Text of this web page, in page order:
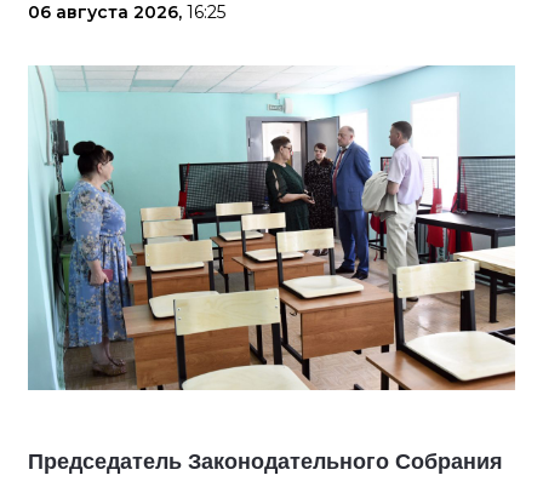
06 августа 2026, 16:25
Председатель Законодательного Собрания